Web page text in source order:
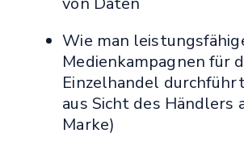
Wie man
Medienkampagnen für
Einzelhandel
aus Sicht des Händlers
Marke)